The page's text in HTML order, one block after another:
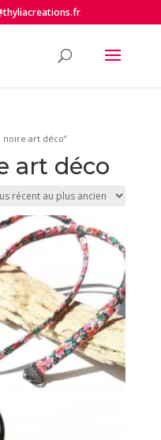
noire art déco”
art déco